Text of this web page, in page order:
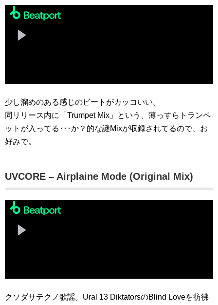
少し溜めのある感じのビートがカッコいい。
同リリース内に「Trumpet Mix」という、薄っすらトランペ
ットが入ってる･･･か？的な謎Mixが収録されてるので、お
好みで。
UVCORE – Airplaine Mode (Original Mix)
クソダサテクノ歌謡。Ural 13 DiktatorsのBlind Loveを彷彿